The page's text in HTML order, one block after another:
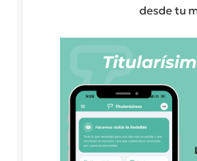
desde tu